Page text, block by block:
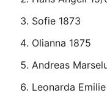
Sofie 1873
Olianna 1875
Andreas
Leonarda